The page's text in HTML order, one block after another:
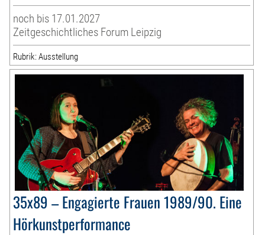
noch bis 17.01.2027
Zeitgeschichtliches Forum Leipzig
Rubrik: Ausstellung
35x89 – Engagierte Frauen 1989/90. Eine
Hörkunstperformance